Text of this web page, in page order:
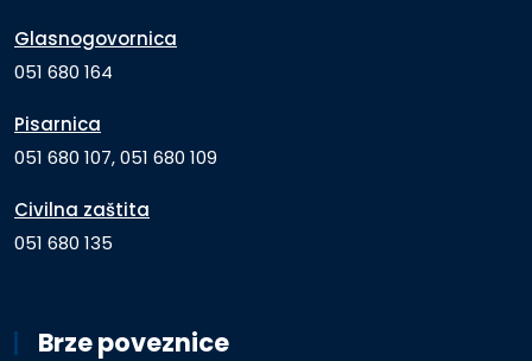
Glasnogovornica
051 680 164
Pisarnica
051 680 107, 051 680 109
Civilna zaštita
051 680 135
Brze poveznice